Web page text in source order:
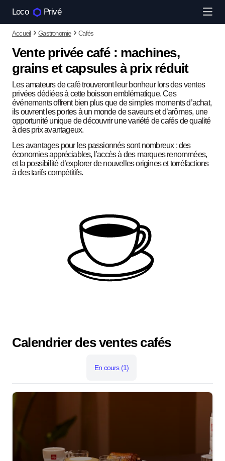
Loco Privé
Accueil Gastronomie Cafés
Vente privée café : machines,
grains et capsules à prix réduit
Les amateurs de café trouveront leur bonheur lors des ventes
privées dédiées à cette boisson emblématique. Ces
événements offrent bien plus que de simples moments d’achat,
ils ouvrent les portes à un monde de saveurs et d’arômes, une
opportunité unique de découvrir une variété de cafés de qualité
à des prix avantageux.
Les avantages pour les passionnés sont nombreux : des
économies appréciables, l’accès à des marques renommées,
et la possibilité d’explorer de nouvelles origines et torréfactions
à des tarifs compétitifs.
Calendrier des ventes cafés
En cours (1)